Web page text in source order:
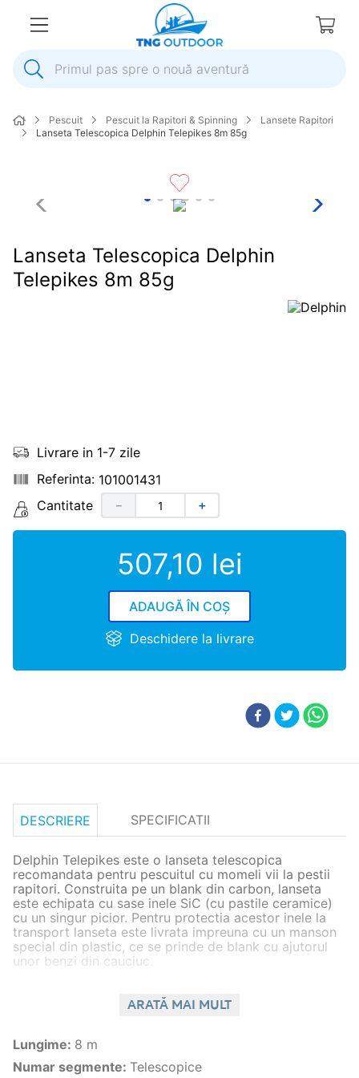
Primul pas spre o nouă aventură
2.
colac salvare
plumb
7.
pompa apa
Pescuit Pescuit la Rapitori & Spinning
Lansete Rapitori
Lanseta Telescopica Delphin Telepikes 8m 85g
Lanseta Telescopica Delphin
Telepikes 8m 85g
Livrare in 1-7 zile
101001431
Cantitate
＋
－
507,10 lei
ADAUGĂ ÎN COȘ
Deschidere la livrare
DESCRIERE SPECIFICATII
Delphin Telepikes este o lanseta telescopica
recomandata pentru pescuitul cu momeli vii la pestii
rapitori. Construita pe un blank din carbon, lanseta
este echipata cu sase inele SiC (cu pastile ceramice)
cu un singur picior. Pentru protectia acestor inele la
transport lanseta este livrata impreuna cu un manson
special din plastic, ce se prinde de blank cu ajutorul
unor benzi din cauciuc.
stiuca in imediata apropiere a malului, fara a fi nevoiti
zgomotului la impact, care ar putea alerta pestii tinta.
Excelenta pentru asa numitul pescuit “sub varful”
ARATĂ MAI MULT
Lungime: 8 m
Numar segmente: Telescopice